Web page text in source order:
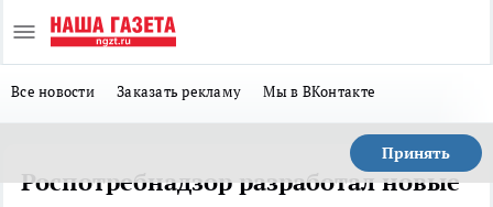
Все новости Заказать рекламу Мы в ВКонтакте
Принять
Роспотребнадзор разработал новые